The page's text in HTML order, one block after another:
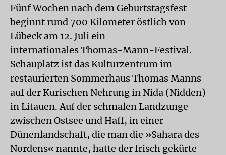
Fünf Wochen nach dem Geburtstagsfest
beginnt rund 700 Kilometer östlich von
Lübeck am 12. Juli ein
internationales Thomas-Mann-Festival.
Schauplatz ist das Kulturzentrum im
restaurierten Sommerhaus Thomas Manns
auf der Kurischen Nehrung in Nida (Nidden)
in Litauen. Auf der schmalen Landzunge
zwischen Ostsee und Haff, in einer
Dünenlandschaft, die man die »Sahara des
Nordens« nannte, hatte der frisch gekürte